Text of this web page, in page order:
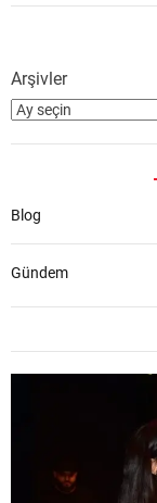
Arşivler
Blog
Gündem